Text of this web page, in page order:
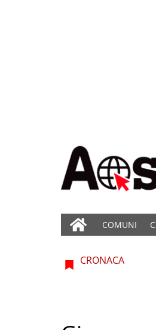
COMUNI
CRONACA